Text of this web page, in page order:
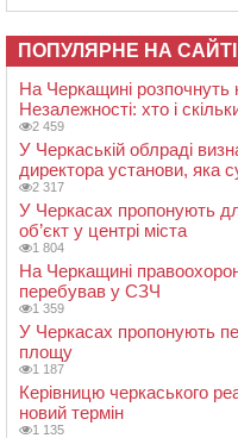
ПОПУЛЯРНЕ НА САЙТІ
На Черкащині
Незалежності: хто і
2 459
У Черкаській облраді
директора установи, яка
2 317
У Черкасах пропонують
об’єкт у центрі міста
1 804
На Черкащині
перебував у СЗЧ
1 359
У Черкасах пропонують
площу
1 187
Керівницю черкаського
новий термін
1 135